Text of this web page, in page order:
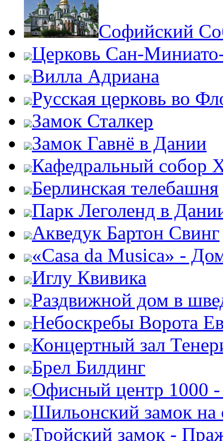
Софийский
Церковь Сан-
Вилла Адриана
Русская церковь во
Замок Сталкер
Замок Гавнё в Дании
Кафедральный собор
Берлинская телебашня
Парк Леголенд в
Акведук Бартон Свинг
«Casa da Musica» -
Иглу Квивика
Раздвижной дом в
Небоскребы Ворота
Концертный зал
Брел Билдинг
Офисный центр 1000 -
Шильонский замок на
Тройский замок -